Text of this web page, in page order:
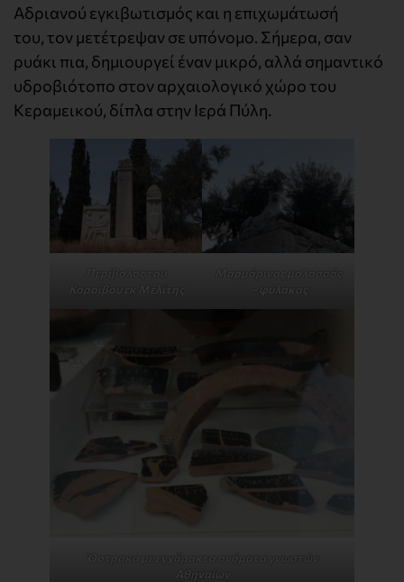
Αδριανού εγκιβωτισμός και η επιχωμάτωσή
του, τον μετέτρεψαν σε υπόνομο. Σήμερα, σαν
ρυάκι πια, δημιουργεί έναν μικρό, αλλά σημαντικό
υδροβιότοπο στον αρχαιολογικό χώρο του
Κεραμεικού, δίπλα στην Ιερά Πύλη.
Περίβολος του
Κοροίβου εκ Μελίτης
Μαρμάρινος μολοσσός
– φύλακας
Όστρακα με εγχάρακτα ονόματα γνωστών
Αθηναίων